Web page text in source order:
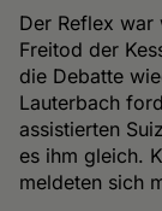
Der Reflex
Freitod der
die Debatte
Lauterbach
assistierten
es ihm gleich.
meldeten sich